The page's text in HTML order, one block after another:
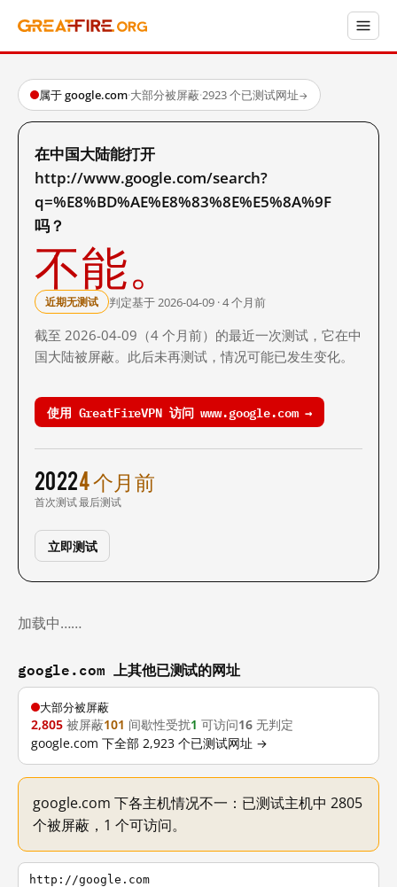
属于 google.com·大部分被屏蔽·2923 个已测试网址→
在中国大陆能打开
http://www.google.com/search?
q=%E8%BD%AE%E8%83%8E%E5%8A%9F
吗？
不能。
近期无测试 判定基于 2026-04-09 · 4 个月前
截至 2026-04-09（4 个月前）的最近一次测试，它在中
国大陆被屏蔽。此后未再测试，情况可能已发生变化。
使用 GreatFireVPN 访问 www.google.com →
2022
首次测试
4 个月前
最后测试
立即测试
加载中……
google.com 上其他已测试的网址
大部分被屏蔽
2,805 被屏蔽101 间歇性受扰1 可访问16 无判定
google.com 下全部 2,923 个已测试网址 →
google.com 下各主机情况不一：已测试主机中 2805
个被屏蔽，1 个可访问。
http://google.com